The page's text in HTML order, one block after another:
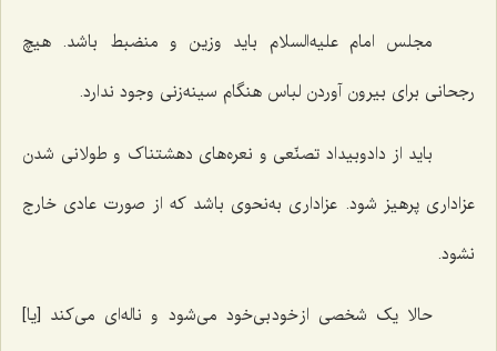
مجلس امام علیه‌السلام باید وزین و منضبط باشد. هیچ
رجحانی برای بیرون آوردن لباس هنگام سینه‌زنی وجود ندارد.
باید از دادوبیداد تصنّعی و نعره‌های دهشتناک و طولانی شدن
عزاداری پرهیز شود. عزاداری به‌نحوی باشد که از صورت عادی خارج
نشود.
حالا یک شخصی از خود بی‌خود می‌شود و ناله‌ای می‌کند [یا]